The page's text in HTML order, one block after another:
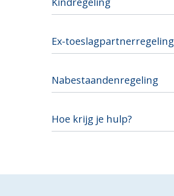
Ex-toeslagpartnerregeling
Nabestaandenregeling
Hoe krijg je hulp?